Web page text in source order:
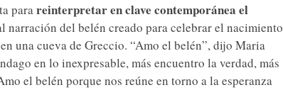
parareinterpretar en clave contemporánea el
narración del belén creado para celebrar el nacimiento
una cueva de Greccio. “Amo el belén”, dijo Maria
en lo inexpresable, más encuentro la verdad, más
el belén porque nos reúne en torno a la esperanza